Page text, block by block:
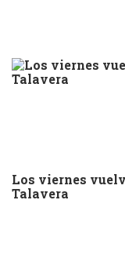
Los viernes
Talavera